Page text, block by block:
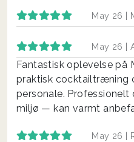
May 26 |
May 26 |
Fantastisk oplevelse på
praktisk cocktailtræning
personale.
miljø — kan varmt
May 26 |